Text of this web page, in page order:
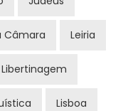
Câmara Leiria
Libertinagem
Lisboa